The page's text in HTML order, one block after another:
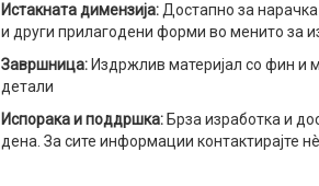
Истакната димензија:Достапно за
и други прилагодени форми во менито за
Завршница:Издржлив материјал со фин и
детали
Испорака и поддршка:Брза изработка и
дена. За сите информации контактирајте